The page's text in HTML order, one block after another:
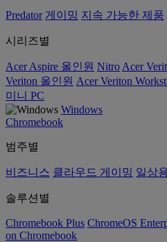
Predator 게이밍 지속 가능한 제품
시리즈별
Acer Aspire 올인원 Nitro Acer
Veriton 올인원 Acer Veriton
미니 PC
Windows
Chromebook
범주별
비즈니스 클라우드 게이밍 일상
솔루션별
Chromebook Plus ChromeOS
on Chromebook